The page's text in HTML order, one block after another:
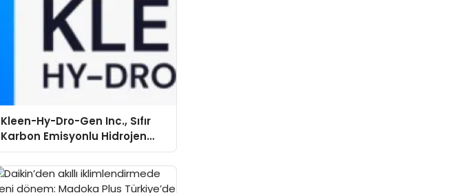
Kleen-Hy-Dro-Gen Inc., Sıfır
Karbon Emisyonlu Hidrojen
Isıtma Teknolojisinde ISO ve
TSSA Düzenleyici Onaylarını
Aldı